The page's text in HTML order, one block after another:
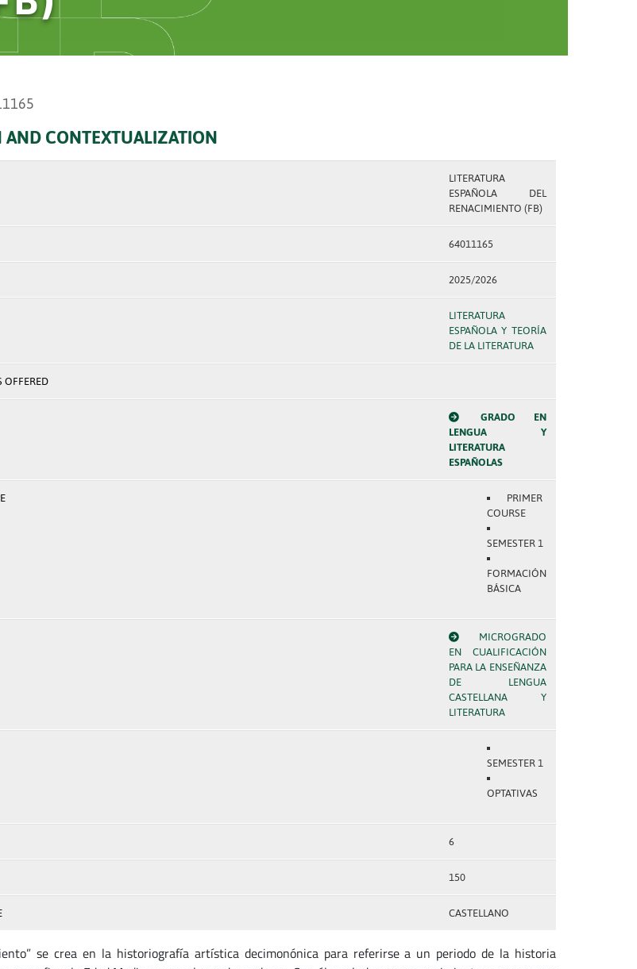
AND CONTEXTUALIZATION
LITERATURA
ESPAÑOLA DEL
RENACIMIENTO (FB)
64011165
2025/2026
LITERATURA
ESPAÑOLA Y TEORÍA
DE LA LITERATURA
OFFERED
GRADO EN
LENGUA Y
LITERATURA
ESPAÑOLAS
PRIMER
COURSE
SEMESTER 1
FORMACIÓN
BÁSICA
MICROGRADO
EN CUALIFICACIÓN
PARA LA ENSEÑANZA
DE LENGUA
CASTELLANA Y
LITERATURA
SEMESTER 1
OPTATIVAS
6
150
CASTELLANO
se crea en la historiografía artística decimonónica para referirse a un periodo de la historia